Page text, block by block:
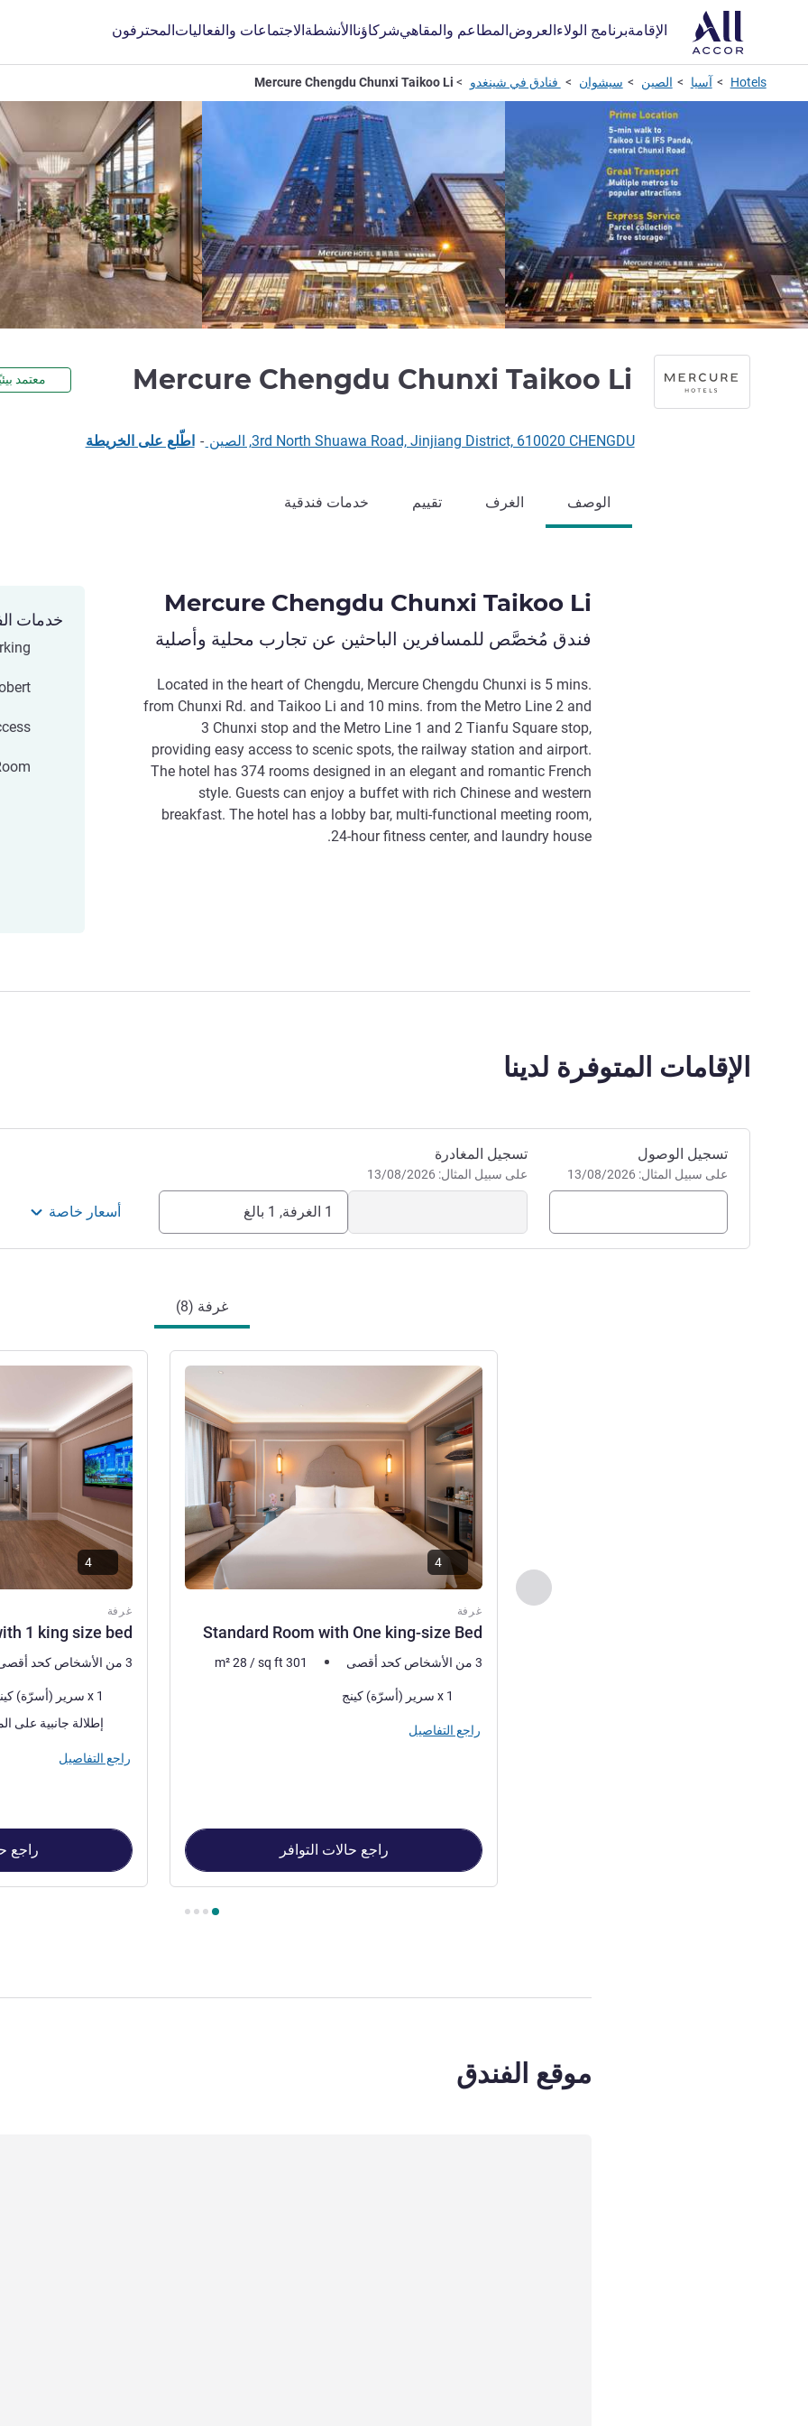
الإقامةبرنامج الولاءالعروضالمطاعم والمقاهيشركاؤناالأنشطةالاجتماعات والفعالياتالمحترفون
Hotels آسيا الصين سيشوان فنادق في شينغدو Mercure Chengdu Chunxi Taikoo Li
Mercure Chengdu Chunxi Taikoo Li معتمد
3rd North Shuawa Road, Jinjiang District, 610020 CHENGDU, الصين - اطّلع على الخريطة
الوصف الغرف تقييم خدمات فندقية
Mercure Chengdu Chunxi Taikoo Li
فندق مُخصَّص للمسافرين الباحثين عن تجارب محلية وأصلية
Located in the heart of Chengdu, Mercure Chengdu Chunxi is 5 mins.
from Chunxi Rd. and Taikoo Li and 10 mins. from the Metro Line 2 and
3 Chunxi stop and the Metro Line 1 and 2 Tianfu Square stop,
providing easy access to scenic spots, the railway station and airport.
The hotel has 374 rooms designed in an elegant and romantic French
style. Guests can enjoy a buffet with rich Chinese and western
breakfast. The hotel has a lobby bar, multi-functional meeting room,
24-hour fitness center, and laundry house.
خدمات
الإقامات المتوفرة لدينا
احجز في هذا الفندق
تسجيل الوصول
على سبيل المثال: 13/08/2026
تسجيل المغادرة
على سبيل المثال: 13/08/2026
1 الغرفة, 1 بالغ أسعار خاصة
غرفة (8)
السابق - غرفة
غرفة
Standard Room with One king-size Bed
راجع التفاصيل
3 من الأشخاص كحد أقصى m²28 /sq ft 301
فرش السرير
1 x سرير (أسرّة) كينج
راجع التفاصيل
راجع حالات التوافر
غرفة
1 king size bed
راجع التفاصيل
3 من الأشخاص كحد أقصى
فرش السرير
1 x سرير (أسرّة) كينج
المناظر:إطلالة جانبية على
راجع التفاصيل
راجع
موقع الفندق